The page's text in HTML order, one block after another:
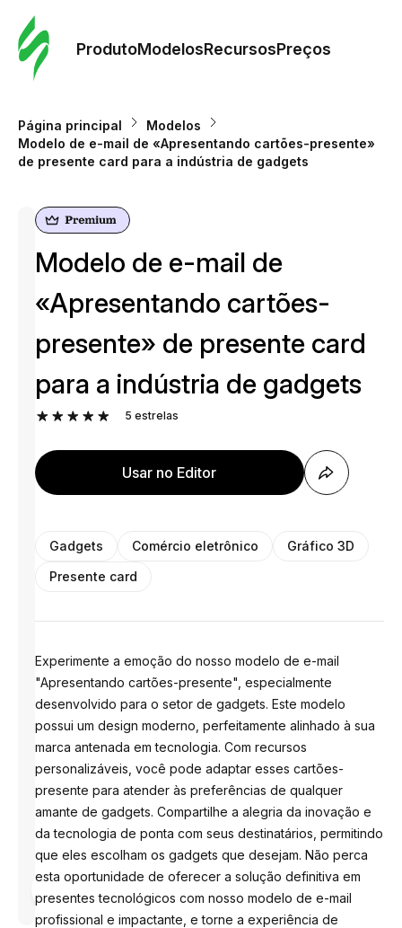
ProdutoModelosRecursosPreços
Página principal
Modelos
Modelo de e-mail de «Apresentando cartões-presente»
de presente сard para a indústria de gadgets
Desenhado
Anastasiia
Modelo de e-mail de
«Apresentando cartões-
presente» de presente сard
para a indústria de gadgets
5 estrelas
Usar no Editor
Gadgets Comércio eletrônico
Gráfico 3D
Presente сard
Experimente a emoção do nosso modelo de e-mail
"Apresentando cartões-presente", especialmente
desenvolvido para o setor de gadgets. Este modelo
possui um design moderno, perfeitamente alinhado à sua
marca antenada em tecnologia. Com recursos
personalizáveis, você pode adaptar esses cartões-
presente para atender às preferências de qualquer
amante de gadgets. Compartilhe a alegria da inovação e
da tecnologia de ponta com seus destinatários, permitindo
que eles escolham os gadgets que desejam. Não perca
esta oportunidade de oferecer a solução definitiva em
presentes tecnológicos com nosso modelo de e-mail
profissional e impactante, e torne a experiência de